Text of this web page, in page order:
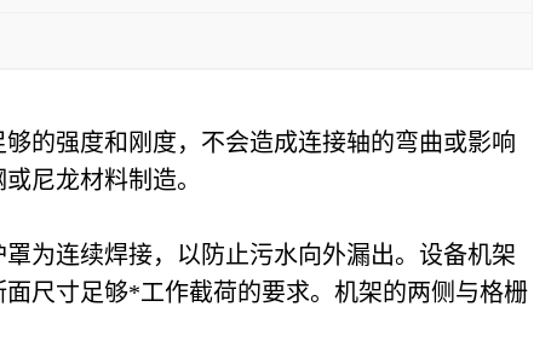
的强度和刚度，不会造成连接轴的弯曲或影响
尼龙材料制造。
为连续焊接，以防止污水向外漏出。设备机架
尺寸足够*工作截荷的要求。机架的两侧与格栅